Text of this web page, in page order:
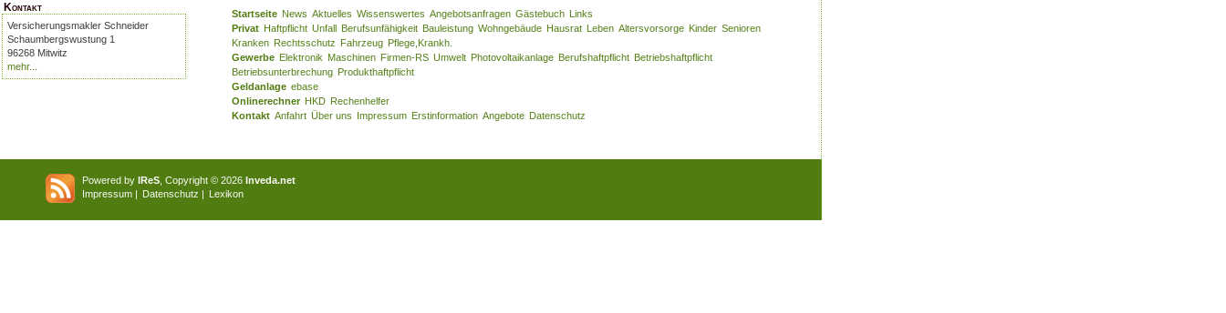
Kontakt
Versicherungsmakler Schneider
Schaumbergswustung 1
96268 Mitwitz
mehr...
Startseite News Aktuelles Wissenswertes Angebotsanfragen Gästebuch Links
Privat Haftpflicht Unfall Berufsunfähigkeit Bauleistung Wohngebäude Hausrat Leben Altersvorsorge Kinder Senioren
Kranken Rechtsschutz Fahrzeug Pflege,Krankh.
Gewerbe Elektronik Maschinen Firmen-RS Umwelt Photovoltaikanlage Berufshaftpflicht Betriebshaftpflicht
Betriebsunterbrechung Produkthaftpflicht
Geldanlage ebase
Onlinerechner HKD Rechenhelfer
Kontakt Anfahrt Über uns Impressum Erstinformation Angebote Datenschutz
Powered by IReS , Copyright © 2026 Inveda.net
Impressum | Datenschutz | Lexikon